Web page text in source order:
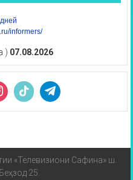
informers/
) 07.08.2026
«Телевизиони Сафина» ш.
25.